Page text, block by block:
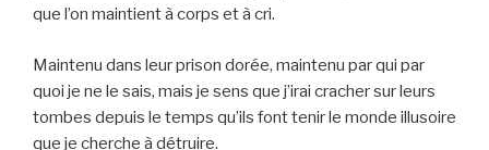
que l’on maintient à corps et à cri.
Maintenu dans leur prison dorée, maintenu par qui par
quoi je ne le sais, mais je sens que j’irai cracher sur leurs
tombes depuis le temps qu’ils font tenir le monde illusoire
que je cherche à détruire.